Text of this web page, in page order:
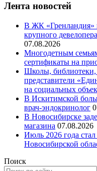
Лента новостей
В ЖК «Гренландия»
крупного
07.08.2026
Многодетным
сертификаты на
Школы, библиотеки,
представители
на социальных
В Искитимской
врач-эндокринолог
В Новосибирске
магазина 07.08.2026
Июль 2026 года
Новосибирской
Поиск